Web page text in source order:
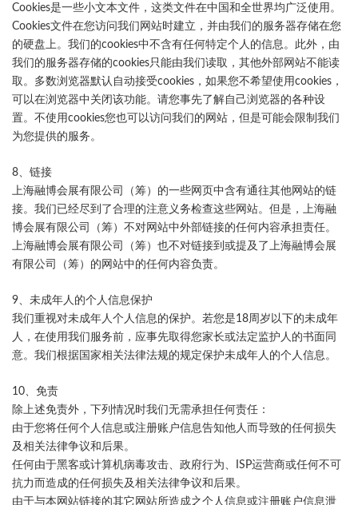
Cookies是一些小文本文件，这类文件在中国和全世界均广泛使用。
Cookies文件在您访问我们网站时建立，并由我们的服务器存储在您
的硬盘上。我们的cookies中不含有任何特定个人的信息。此外，由
我们的服务器存储的cookies只能由我们读取，其他外部网站不能读
取。多数浏览器默认自动接受cookies，如果您不希望使用cookies，
可以在浏览器中关闭该功能。请您事先了解自己浏览器的各种设
置。不使用cookies您也可以访问我们的网站，但是可能会限制我们
为您提供的服务。
8、链接
上海融博会展有限公司（筹）的一些网页中含有通往其他网站的链
接。我们已经尽到了合理的注意义务检查这些网站。但是，上海融
博会展有限公司（筹）不对网站中外部链接的任何内容承担责任。
上海融博会展有限公司（筹）也不对链接到或提及了上海融博会展
有限公司（筹）的网站中的任何内容负责。
9、未成年人的个人信息保护
我们重视对未成年人个人信息的保护。若您是18周岁以下的未成年
人，在使用我们服务前，应事先取得您家长或法定监护人的书面同
意。我们根据国家相关法律法规的规定保护未成年人的个人信息。
10、免责
除上述免责外，下列情况时我们无需承担任何责任：
由于您将任何个人信息或注册账户信息告知他人而导致的任何损失
及相关法律争议和后果。
任何由于黑客或计算机病毒攻击、政府行为、ISP运营商或任何不可
抗力而造成的任何损失及相关法律争议和后果。
由于与本网站链接的其它网站所造成之个人信息或注册账户信息泄